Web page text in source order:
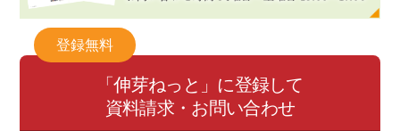
登録無料
「伸芽ねっと」に登録して
資料請求・お問い合わせ